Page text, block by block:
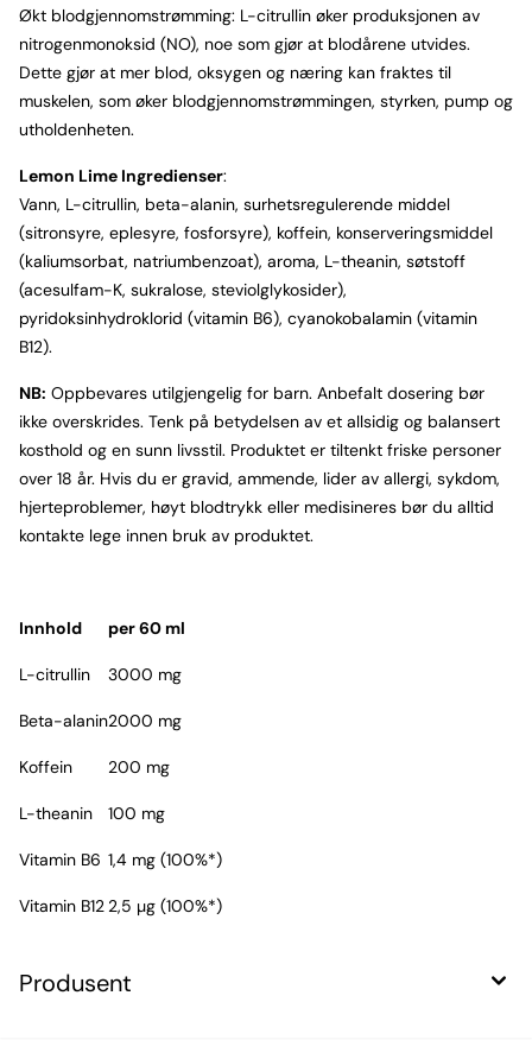
Økt blodgjennomstrømming: L-citrullin øker produksjonen av
nitrogenmonoksid (NO), noe som gjør at blodårene utvides.
Dette gjør at mer blod, oksygen og næring kan fraktes til
muskelen, som øker blodgjennomstrømmingen, styrken, pump og
utholdenheten.
Lemon Lime Ingredienser:
Vann, L-citrullin, beta-alanin, surhetsregulerende middel
(sitronsyre, eplesyre, fosforsyre), koffein, konserveringsmiddel
(kaliumsorbat, natriumbenzoat), aroma, L-theanin, søtstoff
(acesulfam-K, sukralose, steviolglykosider),
pyridoksinhydroklorid (vitamin B6), cyanokobalamin (vitamin
B12).
NB: Oppbevares utilgjengelig for barn. Anbefalt dosering bør
ikke overskrides. Tenk på betydelsen av et allsidig og balansert
kosthold og en sunn livsstil. Produktet er tiltenkt friske personer
over 18 år. Hvis du er gravid, ammende, lider av allergi, sykdom,
hjerteproblemer, høyt blodtrykk eller medisineres bør du alltid
kontakte lege innen bruk av produktet.
Innhold per 60 ml
L-citrullin 3000 mg
Beta-alanin2000 mg
Koffein 200 mg
L-theanin 100 mg
Vitamin B6 1,4 mg (100%*)
Vitamin B122,5 µg (100%*)
Produsent